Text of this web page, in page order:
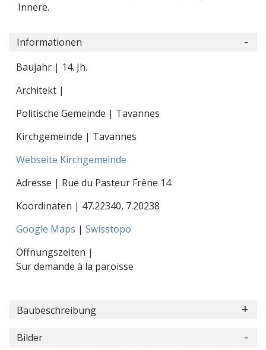
Innere.
Informationen
Baujahr | 14. Jh.
Architekt |
Politische Gemeinde | Tavannes
Kirchgemeinde | Tavannes
Webseite Kirchgemeinde
Adresse | Rue du Pasteur Frêne 14
Koordinaten | 47.22340, 7.20238
Google Maps | Swisstopo
Öffnungszeiten |
Sur demande à la paroisse
Baubeschreibung
Bilder